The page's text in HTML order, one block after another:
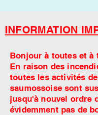
INFORMATION
Bonjour à toutes et à
En raison des
toutes les activités
saumossoise sont
jusqu'à nouvel ordre
évidemment pas de